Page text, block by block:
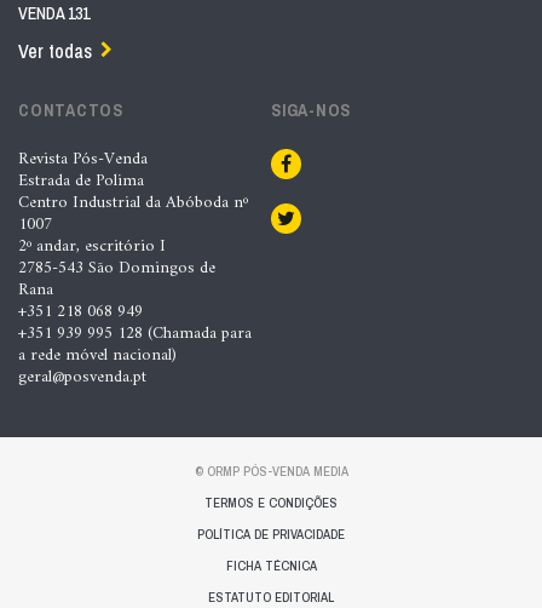
VENDA 131
Ver todas
CONTACTOS
Revista Pós-Venda
Estrada de Polima
Centro Industrial da Abóboda nº
1007
2º andar, escritório I
2785-543 São Domingos de
Rana
+351 218 068 949
+351 939 995 128 (Chamada para
a rede móvel nacional)
geral@posvenda.pt
SIGA-NOS
© ORMP PÓS-VENDA MEDIA
TERMOS E CONDIÇÕES
POLÍTICA DE PRIVACIDADE
FICHA TÉCNICA
ESTATUTO EDITORIAL